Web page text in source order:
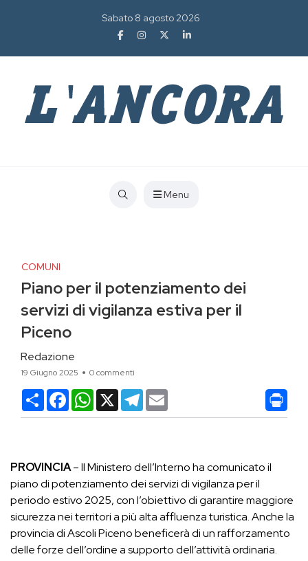
Sabato 8 agosto 2026
Menu
COMUNI
Piano per il potenziamento dei
servizi di vigilanza estiva per il
Piceno
Redazione
19 Giugno 2025 0 commenti
CondividiFacebookWhatsApp
X Telegram
PROVINCIA– Il Ministero dell’Interno ha comunicato il
piano di potenziamento dei servizi di vigilanza per il
periodo estivo 2025, con l’obiettivo di garantire maggiore
sicurezza nei territori a più alta affluenza turistica. Anche la
provincia di Ascoli Piceno beneficerà di un rafforzamento
delle forze dell’ordine a supporto dell’attività ordinaria.